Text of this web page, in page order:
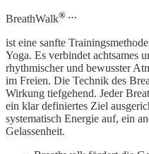
BreathWalk® …
ist eine sanfte
Yoga. Es verbindet achtsames
rhythmischer und bewusster
im Freien. Die Technik des
Wirkung tiefgehend. Jeder
ein klar definiertes Ziel
systematisch Energie auf, ein
Gelassenheit.